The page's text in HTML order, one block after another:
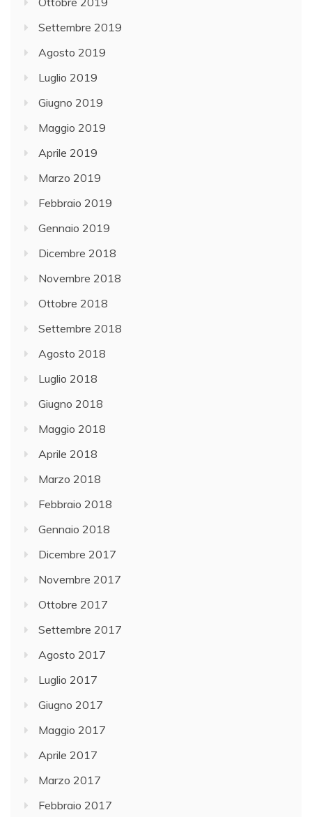
Settembre 2019
Agosto 2019
Luglio 2019
Giugno 2019
Maggio 2019
Aprile 2019
Marzo 2019
Febbraio 2019
Gennaio 2019
Dicembre 2018
Novembre 2018
Ottobre 2018
Settembre 2018
Agosto 2018
Luglio 2018
Giugno 2018
Maggio 2018
Aprile 2018
Marzo 2018
Febbraio 2018
Gennaio 2018
Dicembre 2017
Novembre 2017
Ottobre 2017
Settembre 2017
Agosto 2017
Luglio 2017
Giugno 2017
Maggio 2017
Aprile 2017
Marzo 2017
Febbraio 2017